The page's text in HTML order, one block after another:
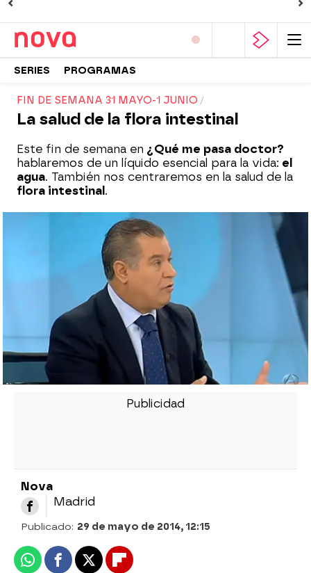
SERIES PROGRAMAS
FIN DE SEMANA 31 MAYO-1 JUNIO
La salud de la flora intestinal
Este fin de semana en ¿Qué me pasa doctor?
hablaremos de un líquido esencial para la vida: el
agua. También nos centraremos en la salud de la
flora intestinal .
Nova
Madrid
Publicado: 29 de mayo de 2014, 12:15
WhatsappFacebook
X Flipboard